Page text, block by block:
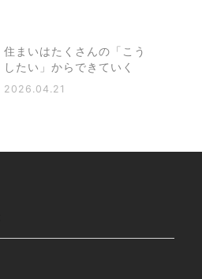
住まいはたくさんの「こう
したい」からできていく
2026.04.21